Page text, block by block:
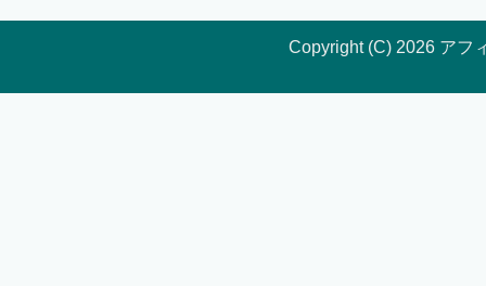
Copyright (C) 2026 アフ